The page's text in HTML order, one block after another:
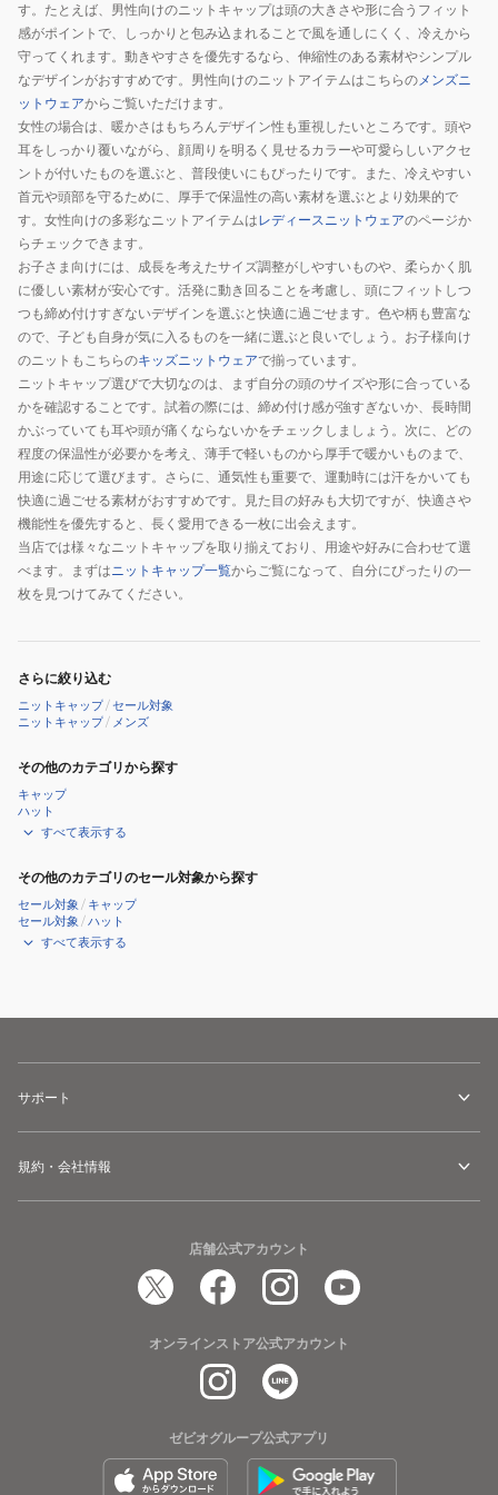
す。たとえば、男性向けのニットキャップは頭の大きさや形に合うフィット
感がポイントで、しっかりと包み込まれることで風を通しにくく、冷えから
守ってくれます。動きやすさを優先するなら、伸縮性のある素材やシンプル
なデザインがおすすめです。男性向けのニットアイテムはこちらのメンズニ
ットウェアからご覧いただけます。
女性の場合は、暖かさはもちろんデザイン性も重視したいところです。頭や
耳をしっかり覆いながら、顔周りを明るく見せるカラーや可愛らしいアクセ
ントが付いたものを選ぶと、普段使いにもぴったりです。また、冷えやすい
首元や頭部を守るために、厚手で保温性の高い素材を選ぶとより効果的で
す。女性向けの多彩なニットアイテムはレディースニットウェアのページか
らチェックできます。
お子さま向けには、成長を考えたサイズ調整がしやすいものや、柔らかく肌
に優しい素材が安心です。活発に動き回ることを考慮し、頭にフィットしつ
つも締め付けすぎないデザインを選ぶと快適に過ごせます。色や柄も豊富な
ので、子ども自身が気に入るものを一緒に選ぶと良いでしょう。お子様向け
のニットもこちらのキッズニットウェアで揃っています。
ニットキャップ選びで大切なのは、まず自分の頭のサイズや形に合っている
かを確認することです。試着の際には、締め付け感が強すぎないか、長時間
かぶっていても耳や頭が痛くならないかをチェックしましょう。次に、どの
程度の保温性が必要かを考え、薄手で軽いものから厚手で暖かいものまで、
用途に応じて選びます。さらに、通気性も重要で、運動時には汗をかいても
快適に過ごせる素材がおすすめです。見た目の好みも大切ですが、快適さや
機能性を優先すると、長く愛用できる一枚に出会えます。
当店では様々なニットキャップを取り揃えており、用途や好みに合わせて選
べます。まずはニットキャップ一覧からご覧になって、自分にぴったりの一
枚を見つけてみてください。
さらに絞り込む
ニットキャップ/セール対象
ニットキャップ/ メンズ
その他のカテゴリから探す
キャップ
ハット
すべて表示する
その他のカテゴリのセール対象から探す
セール対象 / キャップ
セール対象 /ハット
すべて表示する
サポート
規約・会社情報
店舗公式アカウント
オンラインストア公式アカウント
ゼビオグループ公式アプリ